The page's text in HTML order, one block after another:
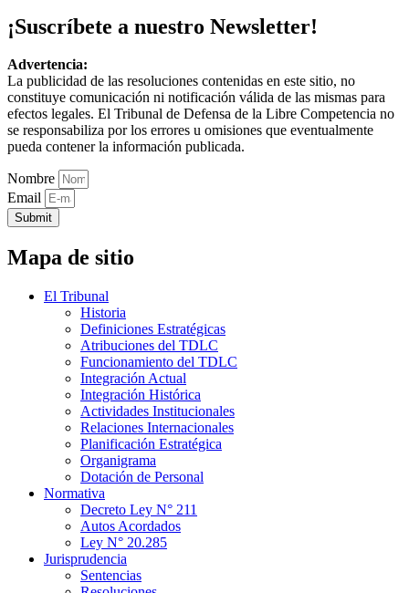
¡Suscríbete a nuestro Newsletter!
Advertencia:
La publicidad de las resoluciones contenidas en este sitio, no
constituye comunicación ni notificación válida de las mismas para
efectos legales. El Tribunal de Defensa de la Libre Competencia no
se responsabiliza por los errores u omisiones que eventualmente
pueda contener la información publicada.
Nombre
Email
Submit
Mapa de sitio
El Tribunal
Historia
Definiciones Estratégicas
Atribuciones del TDLC
Funcionamiento del TDLC
Integración Actual
Integración Histórica
Actividades Institucionales
Relaciones Internacionales
Planificación Estratégica
Organigrama
Dotación de Personal
Normativa
Decreto Ley N° 211
Autos Acordados
Ley N° 20.285
Jurisprudencia
Sentencias